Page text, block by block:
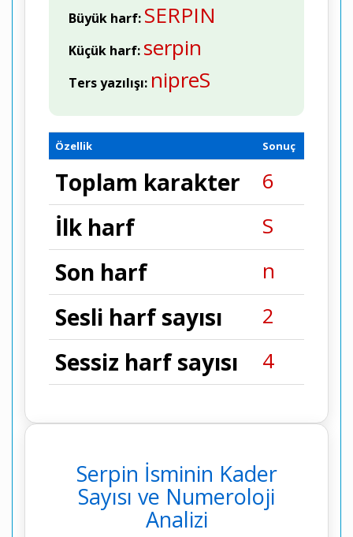
Büyük harf: SERPIN
Küçük harf: serpin
Ters yazılışı: nipreS
Özellik Sonuç
Toplam karakter 6
İlk harf S
Son harf n
Sesli harf sayısı 2
Sessiz harf sayısı 4
Serpin İsminin Kader
Sayısı ve Numeroloji
Analizi